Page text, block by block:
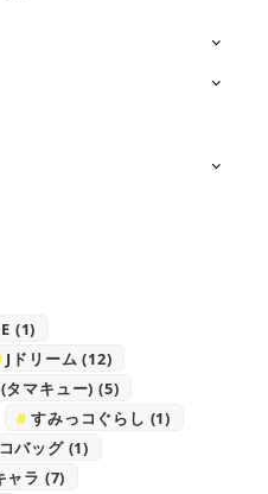
(1)
Jドリーム (12)
マキュー) (5)
すみっコぐらし (1)
バッグ(1)
ャラ (7)